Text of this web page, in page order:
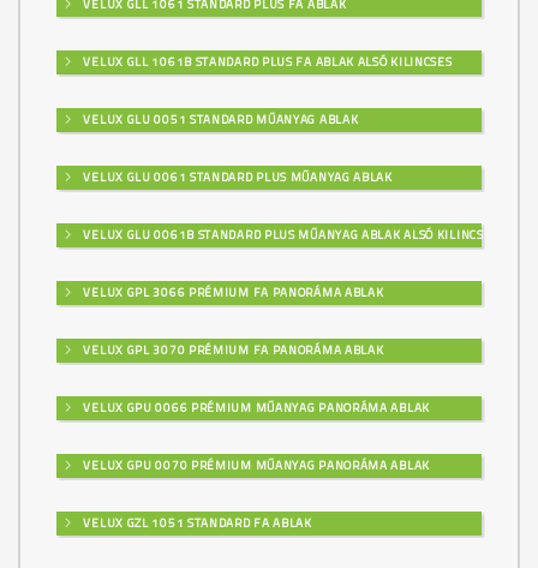
VELUX GLL 1061 STANDARD PLUS FA ABLAK
VELUX GLL 1061B STANDARD PLUS FA ABLAK ALSÓ KILINCSES
VELUX GLU 0051 STANDARD MŰANYAG ABLAK
VELUX GLU 0061 STANDARD PLUS MŰANYAG ABLAK
VELUX GLU 0061B STANDARD PLUS MŰANYAG ABLAK ALSÓ KILINCSES
VELUX GPL 3066 PRÉMIUM FA PANORÁMA ABLAK
VELUX GPL 3070 PRÉMIUM FA PANORÁMA ABLAK
VELUX GPU 0066 PRÉMIUM MŰANYAG PANORÁMA ABLAK
VELUX GPU 0070 PRÉMIUM MŰANYAG PANORÁMA ABLAK
VELUX GZL 1051 STANDARD FA ABLAK